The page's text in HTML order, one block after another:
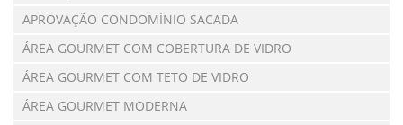
APROVAÇÃO CONDOMÍNIO SACADA
ÁREA GOURMET COM COBERTURA DE VIDRO
ÁREA GOURMET COM TETO DE VIDRO
ÁREA GOURMET MODERNA